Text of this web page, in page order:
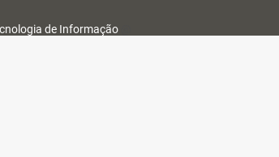
de Informação